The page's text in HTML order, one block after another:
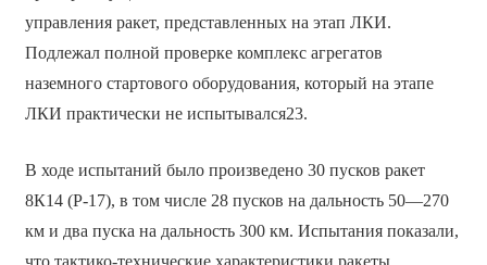
управления ракет, представленных на этап ЛКИ.
Подлежал полной проверке комплекс агрегатов
наземного стартового оборудования, который на этапе
ЛКИ практически не испытывался23.
В ходе испытаний было произведено 30 пусков ракет
8К14 (Р-17), в том числе 28 пусков на дальность 50—270
км и два пуска на дальность 300 км. Испытания показали,